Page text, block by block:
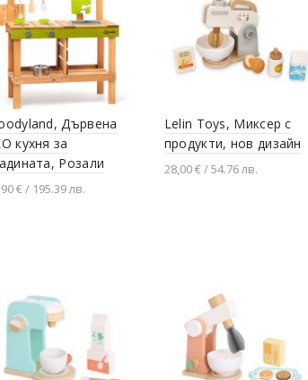
Дървена
кухня за
Розали
€ / 195.39 лв.
Lelin Toys, Миксер с
продукти, нов дизайн
28,00 € / 54.76 лв.